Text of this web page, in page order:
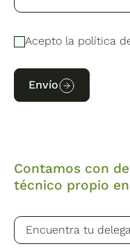
Acepto la política
Envío
Contamos con
técnico propio